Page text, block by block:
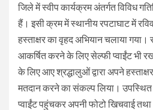
जिले में स्वीप कार्यक्रम अंतर्गत विविध
हैं। इसी क्रम में स्थानीय रपटाघाट में
हस्ताक्षर का वृहद अभियान चलाया
आकर्षित करने के लिए सेल्फी प्वाईंट भी
के लिए आए श्रद्धालुओं द्वारा अपने
मतदान करने का संकल्प लिया।
प्वाईंट पहुंचकर अपनी फोटो खिचवाई